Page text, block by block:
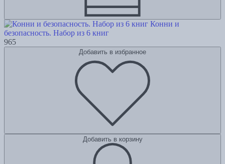
Конни и
безопасность. Набор из 6 книг
965
Добавить в избранное
Добавить в корзину